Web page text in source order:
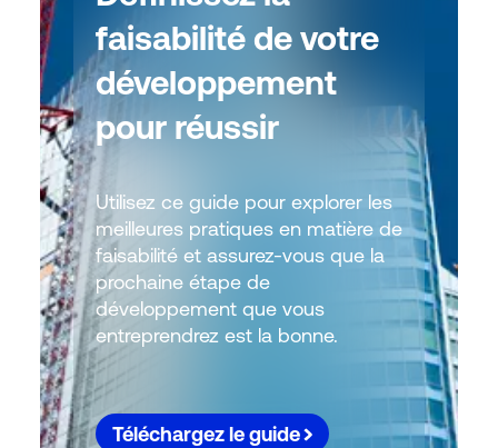
faisabilité de votre
développement
pour réussir
Utilisez ce guide pour explorer les
meilleures pratiques en matière de
faisabilité et assurez-vous que la
prochaine étape de
développement que vous
entreprendrez est la bonne.
Téléchargez le guide